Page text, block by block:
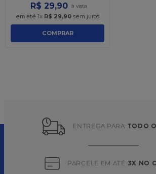
R$ 29,90
em até 1x R$ 29,90 sem juros
COMPRAR
ENTREGA PARA TODO
PARCELE EM ATÉ 3X NO